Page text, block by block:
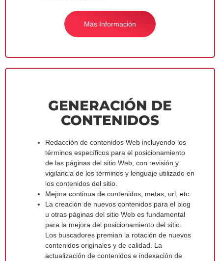
Más Información
GENERACIÓN DE
CONTENIDOS
Redacción de contenidos Web incluyendo los
términos específicos para el posicionamiento
de las páginas del sitio Web, con revisión y
vigilancia de los términos y lenguaje utilizado en
los contenidos del sitio.
Mejora continua de contenidos, metas, url, etc.
La creación de nuevos contenidos para el blog
u otras páginas del sitio Web es fundamental
para la mejora del posicionamiento del sitio.
Los buscadores premian la rotación de nuevos
contenidos originales y de calidad. La
actualización de contenidos e indexación de